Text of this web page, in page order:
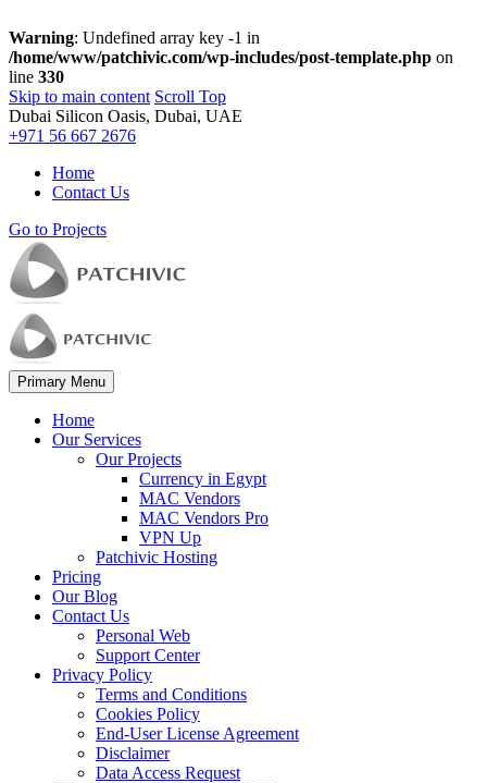
Warning: Undefined array key -1 in
/home/www/patchivic.com/wp-includes/post-template.php on
line 330
Skip to main content Scroll Top
Dubai Silicon Oasis, Dubai, UAE
+971 56 667 2676
Home
Contact Us
Go to Projects
Primary Menu
Home
Our Services
Our Projects
Currency in Egypt
MAC Vendors
MAC Vendors Pro
VPN Up
Patchivic Hosting
Pricing
Our Blog
Contact Us
Personal Web
Support Center
Privacy Policy
Terms and Conditions
Cookies Policy
End-User License Agreement
Disclaimer
Data Access Request